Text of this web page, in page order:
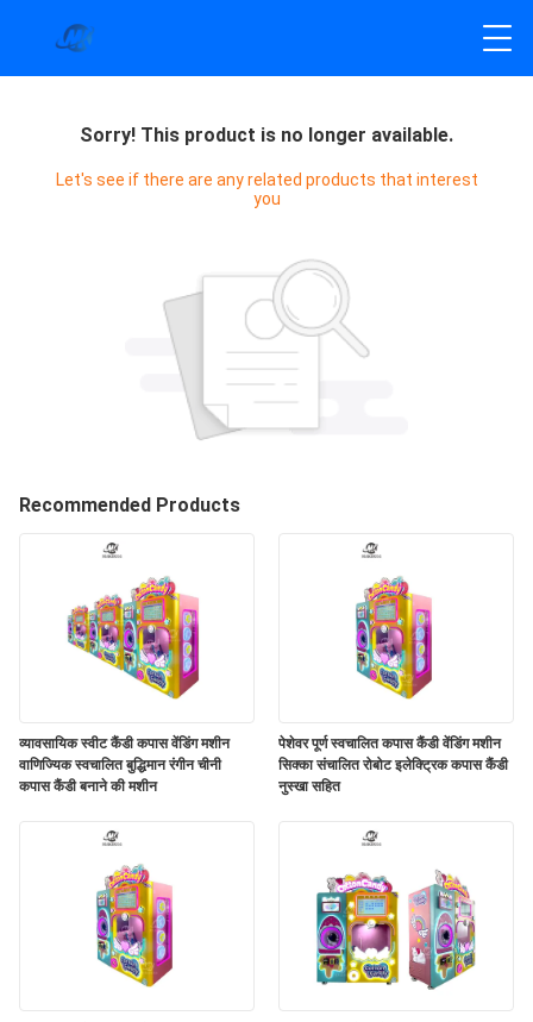
Sorry! This product is no longer available.
Let's see if there are any related products that interest
you
Recommended Products
व्यावसायिक स्वीट कैंडी कपास वेंडिंग मशीन
वाणिज्यिक स्वचालित बुद्धिमान रंगीन चीनी
कपास कैंडी बनाने की मशीन
पेशेवर पूर्ण स्वचालित कपास कैंडी वेंडिंग मशीन
सिक्का संचालित रोबोट इलेक्ट्रिक कपास कैंडी
नुस्खा सहित